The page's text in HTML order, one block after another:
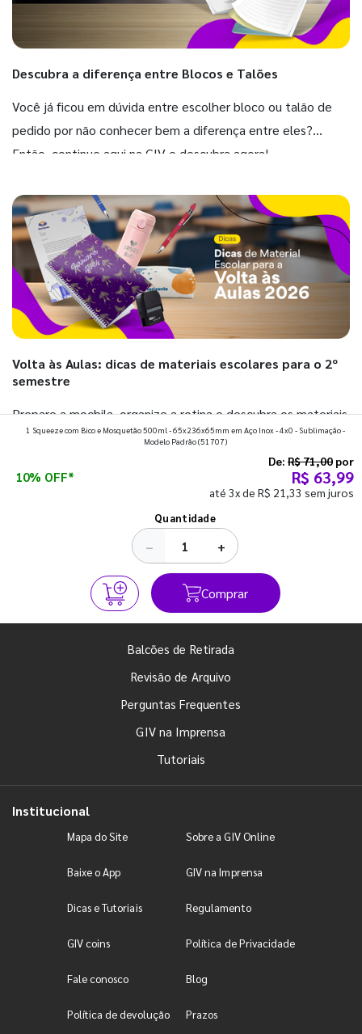
Descubra a diferença entre Blocos e Talões
Você já ficou em dúvida entre escolher bloco ou talão de
pedido por não conhecer bem a diferença entre eles?
Então, continue aqui na GIV e descubra agora!
Volta às Aulas: dicas de materiais escolares para o 2º
semestre
Prepare a mochila, organize a rotina e descubra os materiais
que fazem toda diferença para começar o segundo
1 Squeeze com Bico e Mosquetão 500ml - 65x236x65mm em Aço Inox - 4x0 - Sublimação -
Modelo Padrão(51707)
10% OFF*
De: R$ 71,00 por
R$ 63,99
até 3x de R$ 21,33 sem juros
Quantidade
− +
Comprar
Balcões de Retirada
Revisão de Arquivo
Perguntas Frequentes
GIV na Imprensa
Tutoriais
Institucional
Mapa do Site Sobre a GIV Online
Baixe o App GIV na Imprensa
Dicas e Tutoriais Regulamento
GIV coins Política de Privacidade
Fale conosco Blog
Política de devolução Prazos